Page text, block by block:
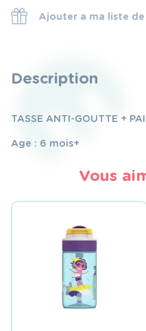
Ajouter a ma liste de
Description
TASSE ANTI-GOUTTE +
Age : 6 mois+
Vous